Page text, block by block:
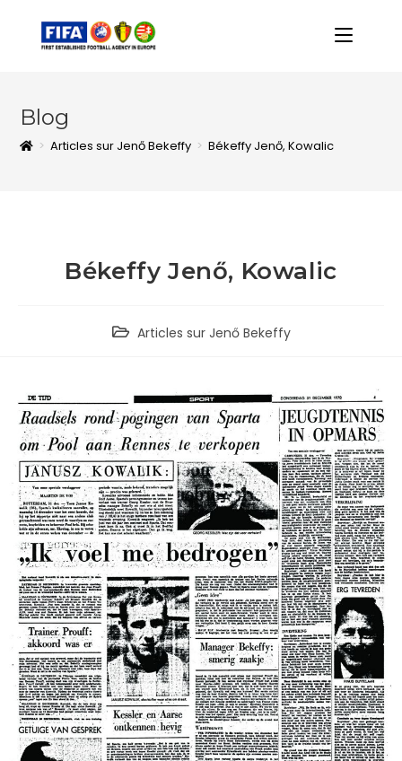
Blog
> Articles sur Jenő Bekeffy > Békeffy Jenő, Kowalic
Békeffy Jenő, Kowalic
Articles sur Jenő Bekeffy